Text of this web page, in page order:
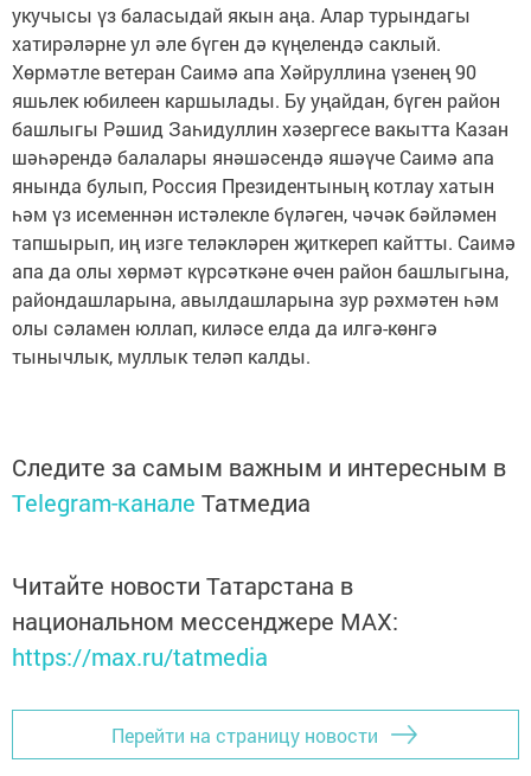
укучысы үз баласыдай якын аңа. Алар турындагы
хатирәләрне ул әле бүген дә күңелендә саклый.
Хөрмәтле ветеран Саимә апа Хәйруллина үзенең 90
яшьлек юбилеен каршылады. Бу уңайдан, бүген район
башлыгы Рәшид Заһидуллин хәзергесе вакытта Казан
шәһәрендә балалары янәшәсендә яшәүче Саимә апа
янында булып, Россия Президентының котлау хатын
һәм үз исеменнән истәлекле бүләген, чәчәк бәйләмен
тапшырып, иң изге теләкләрен җиткереп кайтты. Саимә
апа да олы хөрмәт күрсәткәне өчен район башлыгына,
райондашларына, авылдашларына зур рәхмәтен һәм
олы сәламен юллап, киләсе елда да илгә-көнгә
тынычлык, муллык теләп калды.
Следите за самым важным и интересным в
Telegram-канале Татмедиа
Читайте новости Татарстана в
национальном мессенджере MАХ:
https://max.ru/tatmedia
Перейти на страницу новости